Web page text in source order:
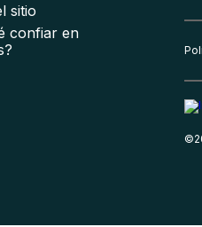
sitio
confiar en
©